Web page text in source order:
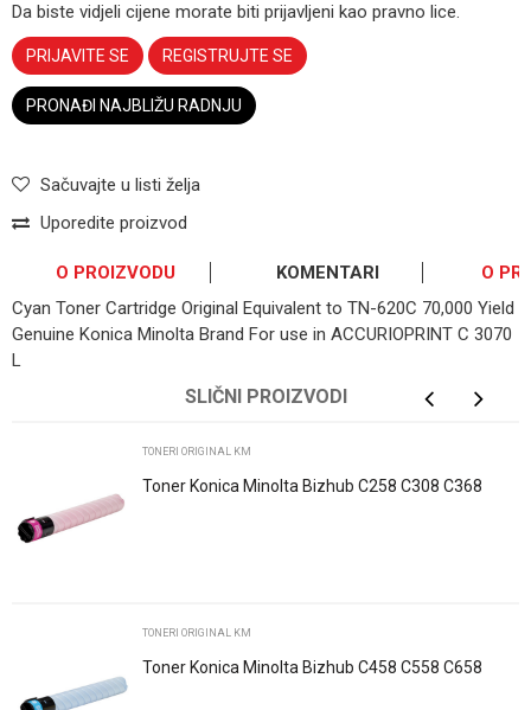
Da biste vidjeli cijene morate biti prijavljeni kao pravno lice.
PRIJAVITE SE REGISTRUJTE SE
PRONAĐI NAJBLIŽU RADNJU
Sačuvajte u listi želja
Uporedite proizvod
O PROIZVODU KOMENTARI
O
Cyan Toner Cartridge Original Equivalent to TN-620C 70,000 Yield
Genuine Konica Minolta Brand For use in ACCURIOPRINT C 3070
L
Email
SLIČNI PROIZVODI
TONERI ORIGINAL KM
Toner Konica Minolta Bizhub C258 C308 C368
TONERI ORIGINAL KM
Toner Konica Minolta Bizhub C458 C558 C658